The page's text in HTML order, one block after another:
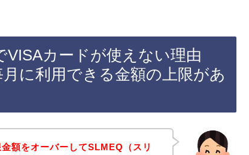
VISAカードが使えない理由
に利用できる金額の上限があ
額をオーバーしてSLMEQ（スリ